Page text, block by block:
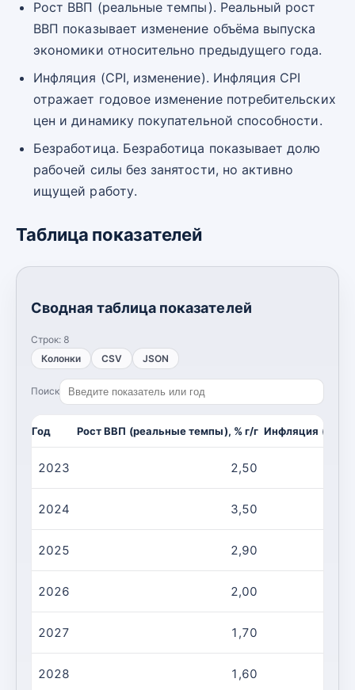
Рост ВВП (реальные темпы). Реальный рост
ВВП показывает изменение объёма выпуска
экономики относительно предыдущего года.
Инфляция (CPI, изменение). Инфляция CPI
отражает годовое изменение потребительских
цен и динамику покупательной способности.
Безработица. Безработица показывает долю
рабочей силы без занятости, но активно
ищущей работу.
Таблица показателей
Сводная таблица показателей
Строк: 8
Колонки
CSV JSON
Поиск
Год Рост ВВП (реальные темпы), % г/г Инфляция (CPI,
2023 2,50
2024 3,50
2025 2,90
2026 2,00
2027 1,70
2028 1,60